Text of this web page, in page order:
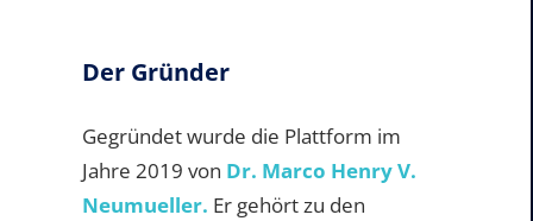
Der Gründer
Gegründet wurde die Plattform im
Jahre 2019 von Dr. Marco Henry V.
Neumueller. Er gehört zu den